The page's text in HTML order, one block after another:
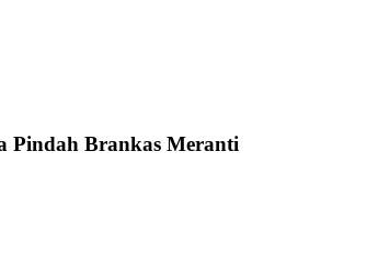
Pindah Brankas Meranti